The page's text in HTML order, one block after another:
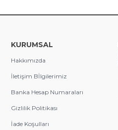
KURUMSAL
Hakkımızda
İletişim Bİlgilerimiz
Banka Hesap Numaraları
Gizlilik Politikası
İade Koşulları